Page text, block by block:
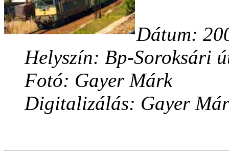
Dátum:
Helyszín: Bp-Soroksári
Fotó: Gayer Márk
Digitalizálás: Gayer